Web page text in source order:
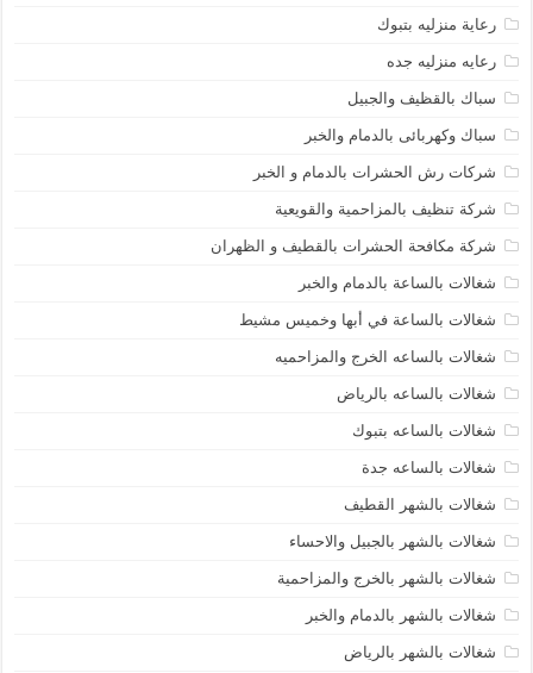
رعاية منزليه بتبوك
رعايه منزليه جده
سباك بالقظيف والجبيل
سباك وكهربائى بالدمام والخبر
شركات رش الحشرات بالدمام و الخبر
شركة تنظيف بالمزاحمية والقويعية
شركة مكافحة الحشرات بالقطيف و الظهران
شغالات بالساعة بالدمام والخبر
شغالات بالساعة في أبها وخميس مشيط
شغالات بالساعه الخرج والمزاحميه
شغالات بالساعه بالرياض
شغالات بالساعه بتبوك
شغالات بالساعه جدة
شغالات بالشهر القطيف
شغالات بالشهر بالجبيل والاحساء
شغالات بالشهر بالخرج والمزاحمية
شغالات بالشهر بالدمام والخبر
شغالات بالشهر بالرياض